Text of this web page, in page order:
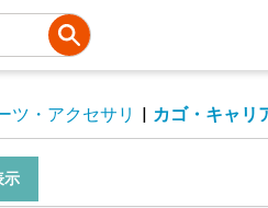
ツ・アクセサリ | カゴ・キャリ
示